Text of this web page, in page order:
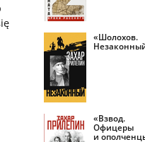
«Шолохов.
«Взвод.
Офицеры
и